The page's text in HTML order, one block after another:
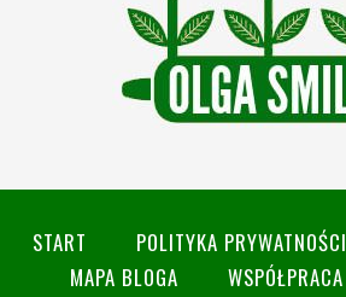
START POLITYKA PRYWATNOŚCI
MAPA BLOGA
WSPÓŁPRACA